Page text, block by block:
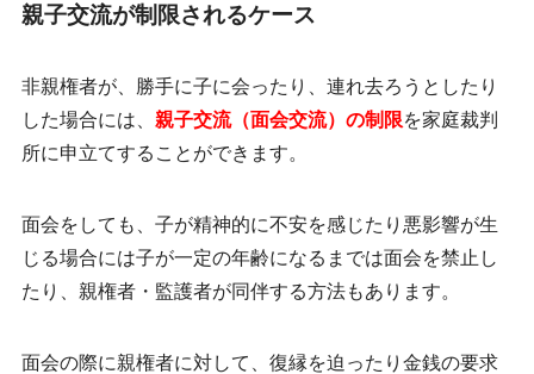
親子交流が制限されるケース
非親権者が、勝手に子に会ったり、連れ去ろうとしたり
した場合には、 親子交流（面会交流）の制限を家庭裁判
所に申立てすることができます。
面会をしても、子が精神的に不安を感じたり悪影響が生
じる場合には子が一定の年齢になるまでは面会を禁止し
たり、親権者・監護者が同伴する方法もあります。
面会の際に親権者に対して、復縁を迫ったり金銭の要求